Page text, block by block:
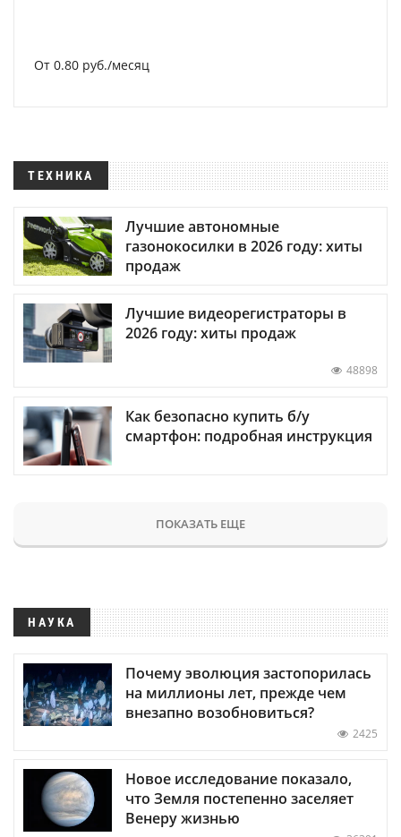
От 0.80 руб./месяц
ТЕХНИКА
Лучшие автономные
газонокосилки в 2026 году: хиты
продаж
Лучшие видеорегистраторы в
2026 году: хиты продаж
48898
Как безопасно купить б/у
смартфон: подробная инструкция
ПОКАЗАТЬ ЕЩЕ
НАУКА
Почему эволюция застопорилась
на миллионы лет, прежде чем
внезапно возобновиться?
2425
Новое исследование показало,
что Земля постепенно заселяет
Венеру жизнью